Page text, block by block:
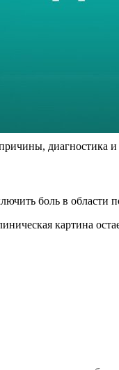
диагностика и
боль в области
картина